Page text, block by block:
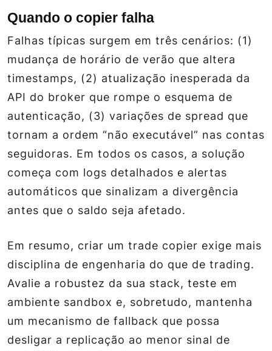
Quando o copier falha
Falhas típicas surgem em três cenários: (1)
mudança de horário de verão que altera
timestamps, (2) atualização inesperada da
API do broker que rompe o esquema de
autenticação, (3) variações de spread que
tornam a ordem “não executável” nas contas
seguidoras. Em todos os casos, a solução
começa com logs detalhados e alertas
automáticos que sinalizam a divergência
antes que o saldo seja afetado.
Em resumo, criar um trade copier exige mais
disciplina de engenharia do que de trading.
Avalie a robustez da sua stack, teste em
ambiente sandbox e, sobretudo, mantenha
um mecanismo de fallback que possa
desligar a replicação ao menor sinal de